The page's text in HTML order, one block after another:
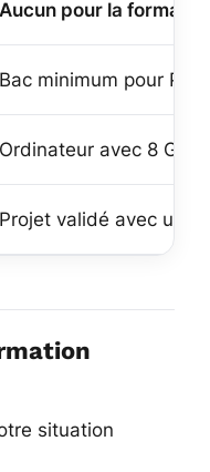
Aucun pour la
Bac minimum pour
Ordinateur avec 8 Go
Projet validé avec un
situation